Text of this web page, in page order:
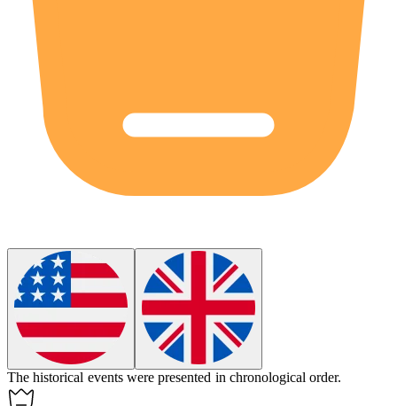
The historical events were presented in chronological order.